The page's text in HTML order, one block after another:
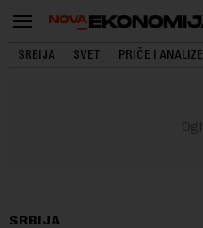
SRBIJA SVET PRIČE I ANALIZE
SRBIJA